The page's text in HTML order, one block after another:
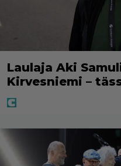
Laulaja Aki
Kirvesniemi –